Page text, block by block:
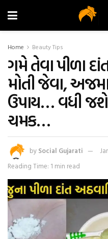
Home Beauty Tips
ગમે તેવા પીળા
મોતી જેવા,
ઉપાય… વધી
ચમક…
by Social Gujarati
Reading Time: 1 min read